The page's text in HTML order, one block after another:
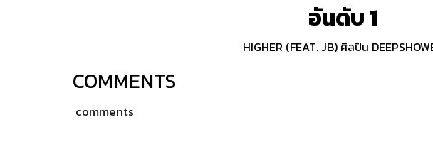
อันดับ1
HIGHER (FEAT. JB) ศิลปิน
COMMENTS
comments